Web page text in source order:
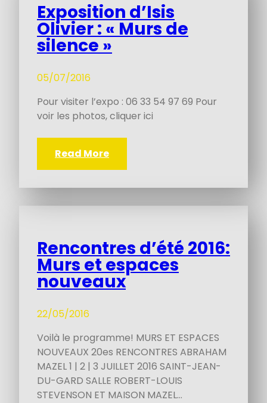
Exposition d’Isis
Olivier : « Murs de
silence »
05/07/2016
Pour visiter l’expo : 06 33 54 97 69 Pour
voir les photos, cliquer ici
Read More
Rencontres d’été 2016:
Murs et espaces
nouveaux
22/05/2016
Voilà le programme! MURS ET ESPACES
NOUVEAUX 20es RENCONTRES ABRAHAM
MAZEL 1 | 2 | 3 JUILLET 2016 SAINT-JEAN-
DU-GARD SALLE ROBERT-LOUIS
STEVENSON ET MAISON MAZEL…